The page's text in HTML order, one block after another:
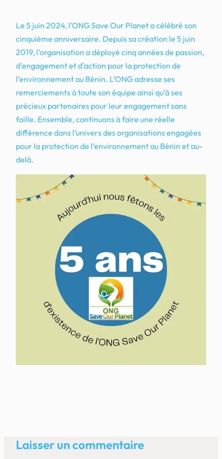
Le 5 juin 2024, l’ONG Save Our Planet a célébré son
cinquième anniversaire. Depuis sa création le 5 juin
2019, l’organisation a déployé cinq années de passion,
d’engagement et d’action pour la protection de
l’environnement au Bénin. L’ONG adresse ses
remerciements à toute son équipe ainsi qu’à ses
précieux partenaires pour leur engagement sans
faille. Ensemble, continuons à faire une réelle
différence dans l’univers des organisations engagées
pour la protection de l’environnement au Bénin et au-
delà.
Laisser un commentaire